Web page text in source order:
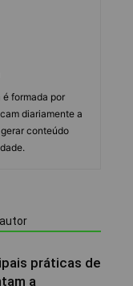
formada por
diariamente a
conteúdo
práticas de
a